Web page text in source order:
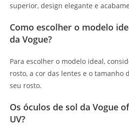
superior, design elegante e
Como escolher o modelo
da Vogue?
Para escolher o modelo ideal,
rosto, a cor das lentes e o tamanho
seu rosto.
Os óculos de sol da Vogue
UV?